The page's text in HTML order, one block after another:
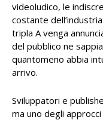
videoludico, le
costante
tripla A venga
del pubblico ne
quantomeno abbia
arrivo.
Sviluppatori e
ma uno degli